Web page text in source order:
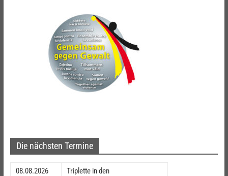
Die nächsten Termine
08.08.2026
Triplette in den